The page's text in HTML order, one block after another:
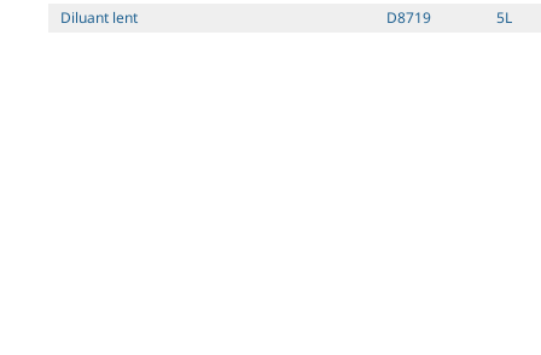
Diluant lent
D8719 5L